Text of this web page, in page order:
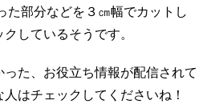
た部分などを３㎝幅でカットし
しているそうです。
た、お役立ち情報が配信されて
はチェックしてくださいね！